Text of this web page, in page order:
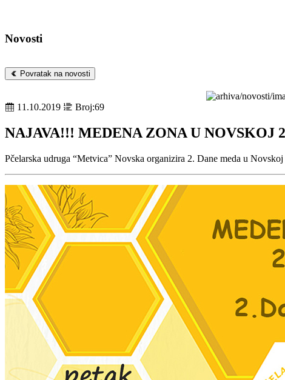
Novosti
Povratak na novosti
11.10.2019 Broj:69
NAJAVA!!! MEDENA ZONA U NOVSKOJ
Pčelarska udruga “Metvica” Novska organizira 2. Dane meda u